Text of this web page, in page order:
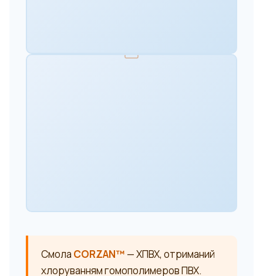
Смола CORZAN™ — ХПВХ, отриманий
хлоруванням гомополимеров ПВХ.